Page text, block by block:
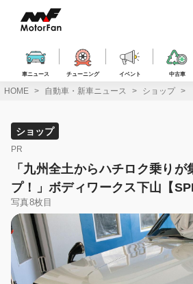
ス
車ニュース チューニング イベント 中古車
HOME 自動車・新車ニュース ショップ
ショップ
PR
「九州全土からハチロク乗り
プ！」ボディワークス下山【
写真8枚目